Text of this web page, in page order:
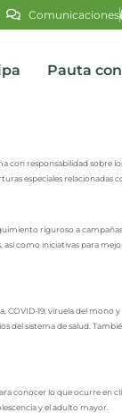
Comunicaciones
Pauta
con responsabilidad sobre
especiales relacionadas
riguroso a
como iniciativas para
19, viruela del mono
sistema de salud.
conocer lo que ocurre en
y el adulto mayor.